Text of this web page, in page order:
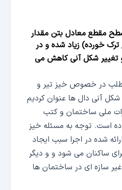
مقطع معادل بتن مقدار
خورده) زیاد شده و در
تغییر شکل آنی کاهش می
در خصوص خیز تیر و
آنی دال ها عنوان کردیم
از مبحث 9 مقررات ملی ساختمان و کتب
است. توجه به مسئله خیز
شده در اجرا سبب ایجاد
ساکنان می شود و و دیگر
سازه ای در ساختمان ها